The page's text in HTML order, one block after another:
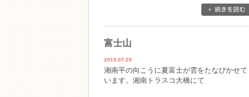
富士山
2019.07.29
湘南平の向こうに夏富士が雲をたなびかせて
います。湘南トラスコ大橋にて